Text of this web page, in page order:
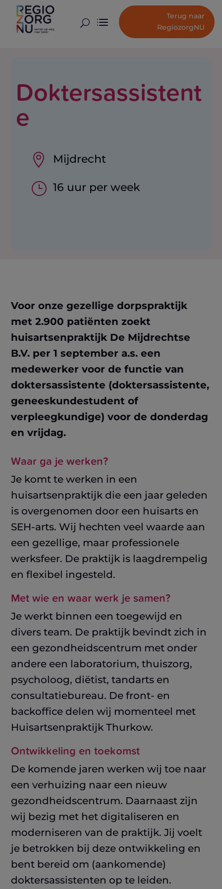
U
Terug naar
RegiozorgNU
Doktersassistent
e
 Mijdrecht
} 16 uur per week
Voor onze gezellige dorpspraktijk
met 2.900 patiënten zoekt
huisartsenpraktijk De Mijdrechtse
B.V. per 1 september a.s. een
medewerker voor de functie van
doktersassistente (doktersassistente,
geneeskundestudent of
verpleegkundige) voor de donderdag
en vrijdag.
Waar ga je werken?
Je komt te werken in een
huisartsenpraktijk die een jaar geleden
is overgenomen door een huisarts en
SEH-arts. Wij hechten veel waarde aan
een gezellige, maar professionele
werksfeer. De praktijk is laagdrempelig
en flexibel ingesteld.
Met wie en waar werk je samen?
Je werkt binnen een toegewijd en
divers team. De praktijk bevindt zich in
een gezondheidscentrum met onder
andere een laboratorium, thuiszorg,
psycholoog, diëtist, tandarts en
consultatiebureau. De front- en
backoffice delen wij momenteel met
Huisartsenpraktijk Thurkow.
Ontwikkeling en toekomst
De komende jaren werken wij toe naar
een verhuizing naar een nieuw
gezondheidscentrum. Daarnaast zijn
wij bezig met het digitaliseren en
moderniseren van de praktijk. Jij voelt
je betrokken bij deze ontwikkeling en
bent bereid om (aankomende)
doktersassistenten op te leiden.